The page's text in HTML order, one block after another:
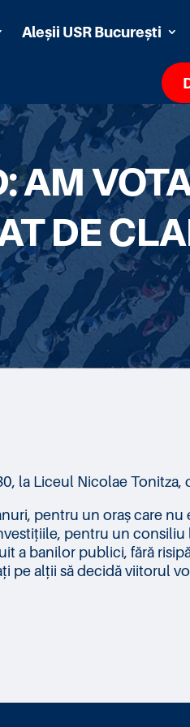
Aleșii USR București
DE
la Liceul Nicolae Tonitza,
pentru un oraș care
pentru un
a banilor publici, fără
pe alții să decidă viitorul